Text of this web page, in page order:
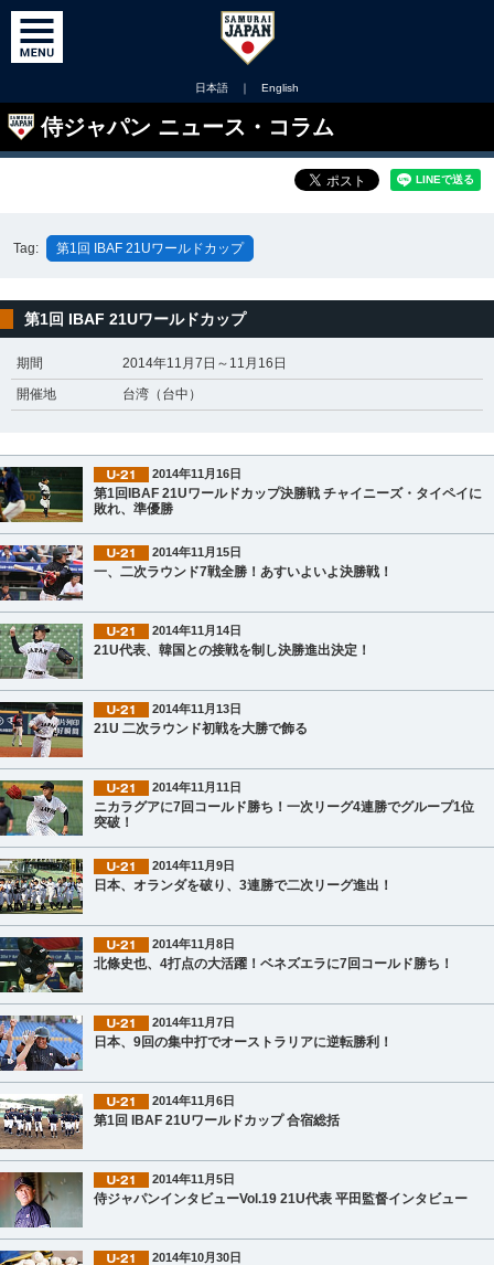
日本語 ｜ English
侍ジャパン ニュース・コラム
Tag: 第1回 IBAF 21Uワールドカップ
第1回 IBAF 21Uワールドカップ
期間
2014年11月7日～11月16日
開催地
台湾（台中）
2014年11月16日
第1回IBAF 21Uワールドカップ決勝戦 チャイニーズ・タイペイに
敗れ、準優勝
2014年11月15日
一、二次ラウンド7戦全勝！あすいよいよ決勝戦！
2014年11月14日
21U代表、韓国との接戦を制し決勝進出決定！
2014年11月13日
21U 二次ラウンド初戦を大勝で飾る
2014年11月11日
ニカラグアに7回コールド勝ち！一次リーグ4連勝でグループ1位
突破！
2014年11月9日
日本、オランダを破り、3連勝で二次リーグ進出！
2014年11月8日
北條史也、4打点の大活躍！ベネズエラに7回コールド勝ち！
2014年11月7日
日本、9回の集中打でオーストラリアに逆転勝利！
2014年11月6日
第1回 IBAF 21Uワールドカップ 合宿総括
2014年11月5日
侍ジャパンインタビューVol.19 21U代表 平田監督インタビュー
2014年10月30日